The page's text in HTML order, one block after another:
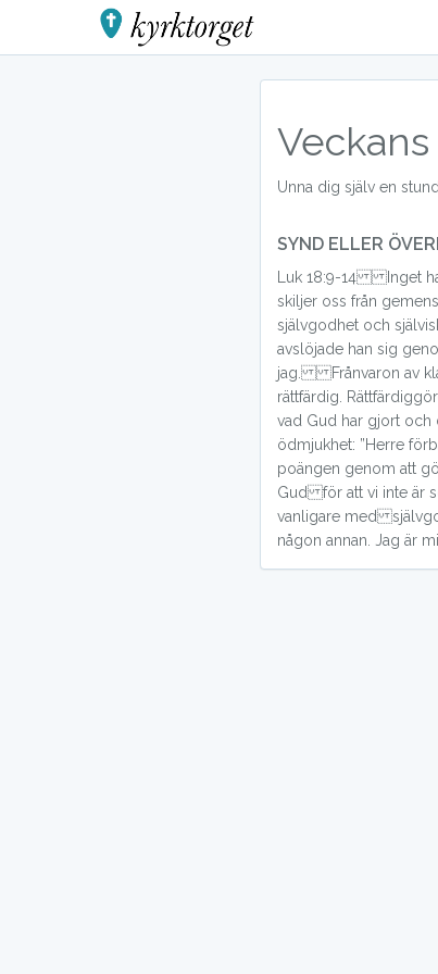
Unna dig själv en
SYND ELLER
Luk 18:9-14 Inget
skiljer oss från
självgodhet och
avslöjade han sig
jag. Frånvaron av
rättfärdig.
vad Gud har gjort och den tas emot som en gåva, i tro och i
ödmjukhet: ”Herre
poängen genom att
Gud för att vi inte är
vanligare med
någon annan. Jag är
de som går i
Jesus. Evangeliet är
än att ”göra rätt saker”.
budskapet om ett
relation och förtröstan
evangeliet! Både
Genom den Helige Andes verk och Skriften kan vi lära känna
Jesus på ett
hans kärleks närvaro,
Jesus, min högsta